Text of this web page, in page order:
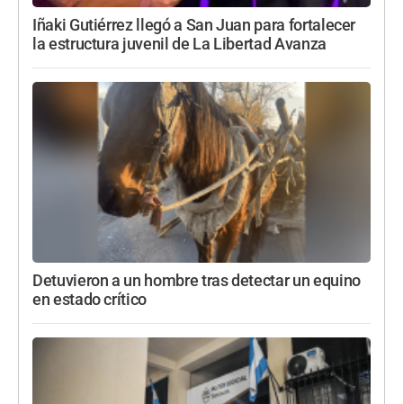
Iñaki Gutiérrez llegó a San Juan para fortalecer
la estructura juvenil de La Libertad Avanza
Detuvieron a un hombre tras detectar un equino
en estado crítico